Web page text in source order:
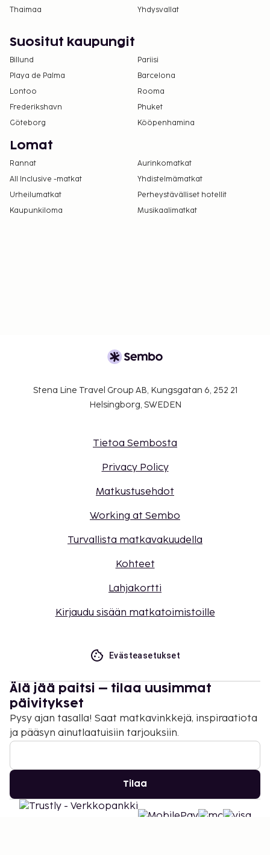
eivät voi ylittää 1000 EUR:n suuruista summaa
ottamalla yhteyttä majoituspaikkaan
varausvahvistuksessa olevien tietojen avulla.
Korkeintaan 4 vuotta vanhat lapset voivat
majoittua ilmaiseksi, kun he käyttävät
vanhemman tai huoltajan huoneessa olevia
sänkyjä.
Autoa ei tarvita tähän majoituspaikkaan
pääsemiseksi.
Thaimaa
Yhdysvallat
Suositut kaupungit
Billund
Pariisi
Playa de Palma
Barcelona
Lontoo
Rooma
Frederikshavn
Phuket
Göteborg
Kööpenhamina
Lomat
Rannat
Aurinkomatkat
All Inclusive -matkat
Yhdistelmämatkat
Urheilumatkat
Perheystävälliset hotellit
Kaupunkiloma
Musikaalimatkat
Stena Line Travel Group AB, Kungsgatan 6, 252 21
Helsingborg, SWEDEN
Tietoa Sembosta
Privacy Policy
Matkustusehdot
Working at Sembo
Turvallista matkavakuudella
Kohteet
Lahjakortti
Kirjaudu sisään matkatoimistoille
Evästeasetukset
Älä jää paitsi – tilaa uusimmat
päivitykset
Pysy ajan tasalla! Saat matkavinkkejä, inspiraatiota
ja pääsyn ainutlaatuisiin tarjouksiin.
Tilaa